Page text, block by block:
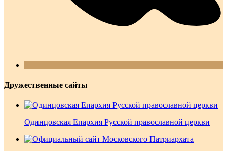
Дружественные сайты
Одинцовская Епархия Русской православной церкви